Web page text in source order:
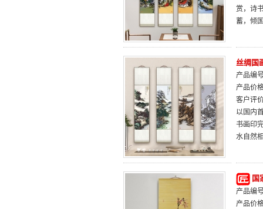
赏，诗
蓄，倾
丝绸国
产品编
产品价
客户评
以国内
书画印
水自然
国
产品编
产品价